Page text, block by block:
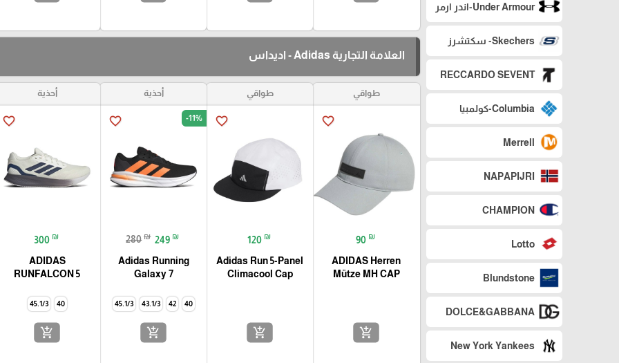
Under Armour-اندر ارمر
Skechers- سكتشرز
RECCARDO SEVENT
Columbia-كولمبيا
Merrell
NAPAPIJRI
CHAMPION
Lotto
Blundstone
DOLCE&GABBANA
New York Yankees
العلامة التجارية Adidas - اديداس
طواقي
favorite_border
90 ₪
ADIDAS Herren
Mütze MH CAP
add_shopping_cart
طواقي
favorite_border
120 ₪
Adidas Run 5-Panel
Climacool Cap
add_shopping_cart
أحذية
favorite_border -11%
280 ₪ 249 ₪
Adidas Running
Galaxy 7
40
42
43.1/3
45.1/3
add_shopping_cart
أحذية
favorite_border
300 ₪
ADIDAS
RUNFALCON 5
40
45.1/3
add_shopping_cart